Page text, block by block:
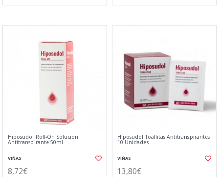
Hiposudol Roll-On Solución
Antitranspirante 50ml
VIÑAS
8,72€
Hiposudol Toallitas Antitranspirantes
10 Unidades
VIÑAS
13,80€